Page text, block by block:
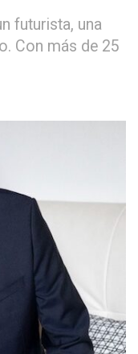
futurista, una
Con más de 25